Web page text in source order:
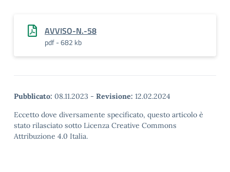
AVVISO-N.-58
pdf - 682 kb
Pubblicato: 08.11.2023 - Revisione: 12.02.2024
Eccetto dove diversamente specificato, questo articolo è
stato rilasciato sotto Licenza Creative Commons
Attribuzione 4.0 Italia.